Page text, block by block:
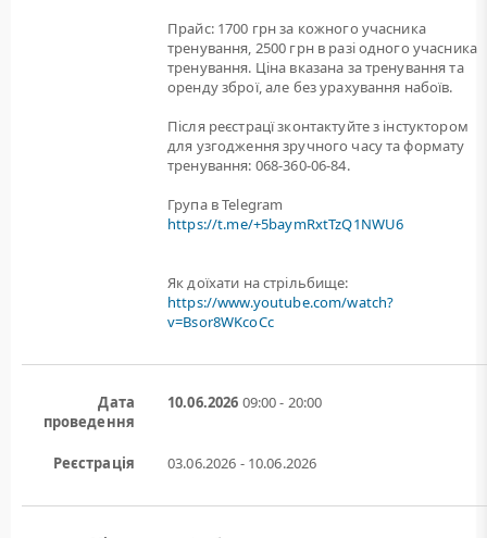
Прайс: 1700 грн за кожного учасника
тренування, 2500 грн в разі одного учасника
тренування. Ціна вказана за тренування та
оренду зброї, але без урахування набоїв.
Після реєстрацї зконтактуйте з інстуктором
для узгодження зручного часу та формату
тренування: 068-360-06-84.
Група в Telegram
https://t.me/+5baymRxtTzQ1NWU6
Як доїхати на стрільбище:
https://www.youtube.com/watch?
v=Bsor8WKcoCc
Дата
проведення
10.06.2026 09:00 - 20:00
Реєстрація 03.06.2026 - 10.06.2026